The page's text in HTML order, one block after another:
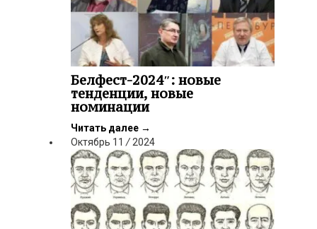
Белфест-2024″: новые
тенденции, новые
номинации
Читать далее →
Октябрь 11 / 2024